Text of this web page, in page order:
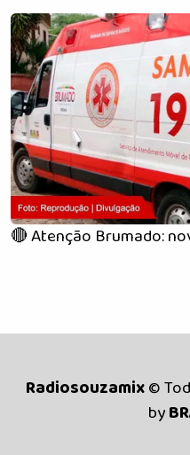
🔴 Atenção Brumado:
Radiosouzamix©
by